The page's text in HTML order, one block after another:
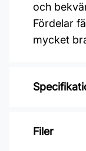
och
Fördelar
mycket
Filer